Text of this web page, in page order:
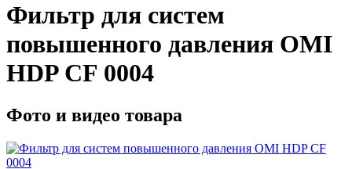
Фильтр для систем
повышенного давления OMI
HDP CF 0004
Фото и видео товара